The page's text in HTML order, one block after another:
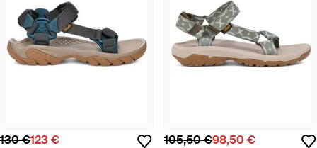
130 €123 € 105,50 €98,50 €